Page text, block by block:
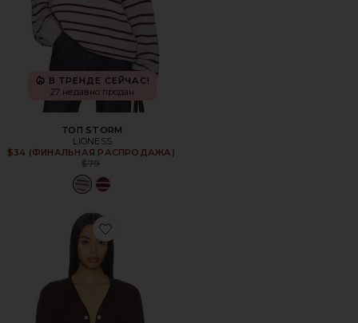
В ТРЕНДЕ СЕЙЧАС!
27 недавно продан
ТОП STORM
LIONESS
$34 (ФИНАЛЬНАЯ РАСПРОДАЖА)
Previous price:
$79
Favorite СВИТЕР DESTINY